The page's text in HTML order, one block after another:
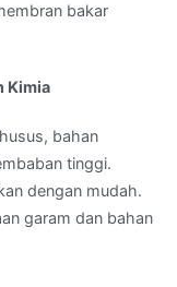
bakar
Kimia
bahan
tinggi.
dengan mudah.
garam dan bahan